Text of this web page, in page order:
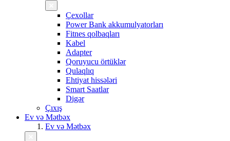
Çexollar
Power Bank akkumulyatorları
Fitnes qolbaqları
Kabel
Adapter
Qoruyucu örtüklər
Qulaqlıq
Ehtiyat hissələri
Smart Saatlar
Digər
Çıxış
Ev və Mətbəx
Ev və Mətbəx